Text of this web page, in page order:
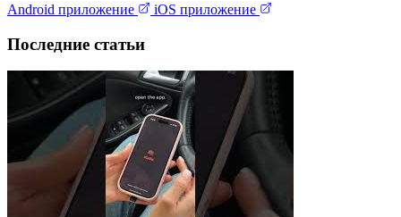
Android приложение iOS приложение
Последние статьи